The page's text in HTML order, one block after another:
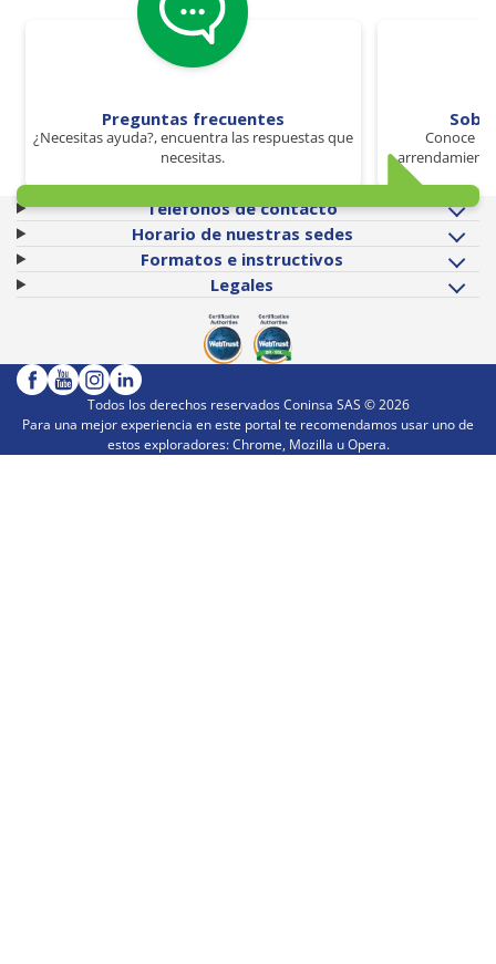
Preguntas frecuentes
¿Necesitas ayuda?, encuentra las respuestas que
necesitas.
Conoce
Teléfonos de contacto
Horario de nuestras sedes
Formatos e instructivos
Legales
Todos los derechos reservados Coninsa SAS ©2026
Para una mejor experiencia en este portal te recomendamos usar uno de
estos exploradores: Chrome, Mozilla u Opera.